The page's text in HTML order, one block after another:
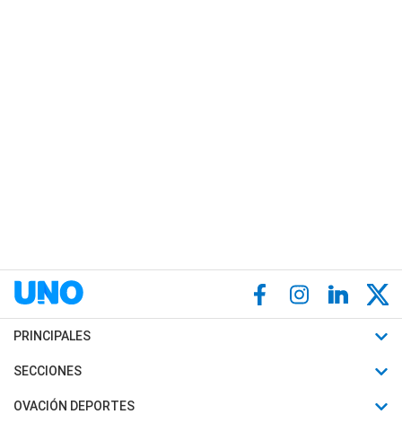
PRINCIPALES
Últimas Noticias
Política
SECCIONES
Horóscopo
OVACIÓN DEPORTES